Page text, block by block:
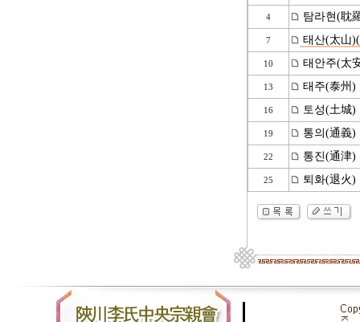
4 탐라현(耽
7 태산(太山
10 태안주(太
13 태주(泰州)
16 토성(土城)
19 통의(通義)
22 통진(通津)
25 퇴화(退火)